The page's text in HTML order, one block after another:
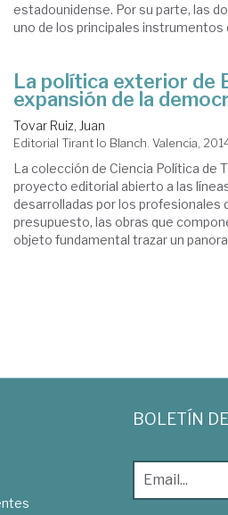
estadounidense. Por su parte, las
uno de los principales instrumentos
La política exterior de
expansión de la
Tovar Ruiz, Juan
Editorial Tirant lo Blanch. Valencia,
La colección de Ciencia Política de
proyecto editorial abierto a las
desarrolladas por los profesionales
presupuesto, las obras que
objeto fundamental trazar un
BOLETÍN